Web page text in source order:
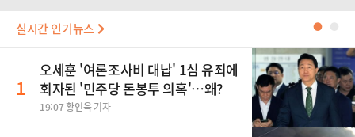
실시간 인기뉴스 ●
1
오세훈 '여론조사비 대납' 1심 유죄에
회자된 '민주당 돈봉투 의혹'…왜?
19:07 황인욱 기자